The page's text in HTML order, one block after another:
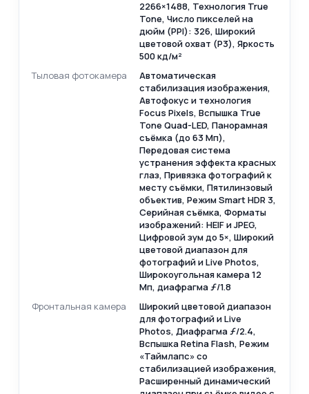
2266×1488, Технология True
Tone, Число пикселей на
дюйм (PPI): 326, Широкий
цветовой охват (P3), Яркость
500 кд/ м²
Тыловая фотокамера
Автоматическая
стабилизация изображения,
Автофокус и технология
Focus Pixels, Вспышка True
Tone Quad-LED, Панорамная
съёмка (до 63 Мп),
Передовая система
устранения эффекта красных
глаз, Привязка фотографий к
месту съёмки, Пятилинзовый
объектив, Режим Smart HDR 3,
Серийная съёмка, Форматы
изображений: HEIF и JPEG,
Цифровой зум до 5×, Широкий
цветовой диапазон для
фотографий и Live Photos,
Широкоугольная камера 12
Мп, диафрагма ƒ/1.8
Фронтальная камера
Широкий цветовой диапазон
для фотографий и Live
Photos, Диафрагма ƒ/2.4,
Вспышка Retina Flash, Режим
«Таймлапс» со
стабилизацией изображения,
Расширенный динамический